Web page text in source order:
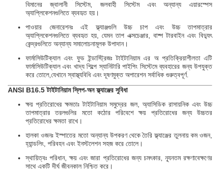
বিমানের জ্বালানী সিস্টেম, জলবাহী সিস্টেম এবং অন্যান্য এয়ারস্পেস
অ্যাপ্লিকেশনগুলিতে ব্যবহৃত হয়।
পাওয়ার জেনারেশনঃ এই ফ্ল্যাঞ্জগুলি উচ্চ চাপ এবং উচ্চ তাপমাত্রার
অ্যাপ্লিকেশনগুলিতে ব্যবহৃত হয়, যেমন তাপ এক্সচেঞ্জার, বাষ্প টারবাইন এবং বিদ্যুৎ
কেন্দ্রগুলিতে অন্যান্য সমালোচনামূলক উপাদান।
ফার্মাসিউটিক্যাল এবং ফুড ইন্ডাস্ট্রিজঃ টাইটানিয়াম এর অ প্রতিক্রিয়াশীলতা এটি
ফার্মাসিউটিক্যাল এবং খাদ্য শিল্পে স্যানিটারি পাইপিং সিস্টেমে ব্যবহারের জন্য উপযুক্ত
করে তোলে,যেখানে স্বাস্থ্যবিধি এবং দূষণমুক্ত অপারেশন সর্বাধিক গুরুত্বপূর্ণ.
ANSI B16.5 টাইটানিয়াম স্লিপ-অন ফ্ল্যাঞ্জের সুবিধা
ক্ষয় প্রতিরোধের ক্ষমতাঃ টাইটানিয়াম সমুদ্রের জল, অ্যাসিডিক রাসায়নিক এবং উচ্চ
তাপমাত্রার তরলগুলির মতো কঠোর পরিবেশে ক্ষয় প্রতিরোধের জন্য উচ্চতর
প্রতিরোধের ক্ষমতা রাখে।
হালকা ওজনঃ ইস্পাতের মতো অন্যান্য উপকরণ থেকে তৈরি ফ্ল্যাঞ্জের তুলনায় কম ওজন,
হ্যান্ডলিং, পরিবহন এবং ইনস্টলেশন সহজ করে তোলে।
স্থায়িত্বঃ পরিধান, ক্ষয় এবং জারা প্রতিরোধের জন্য চমৎকার, ন্যূনতম রক্ষণাবেক্ষণের
সাথে একটি দীর্ঘ জীবনকাল নিশ্চিত করে।